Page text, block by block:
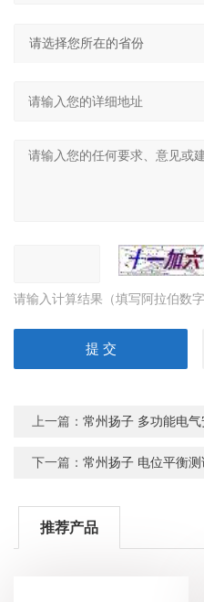
请输入计算结果（填写阿拉伯数
上一篇：常州扬子 多功能电
下一篇：常州扬子 电位平衡
推荐产品